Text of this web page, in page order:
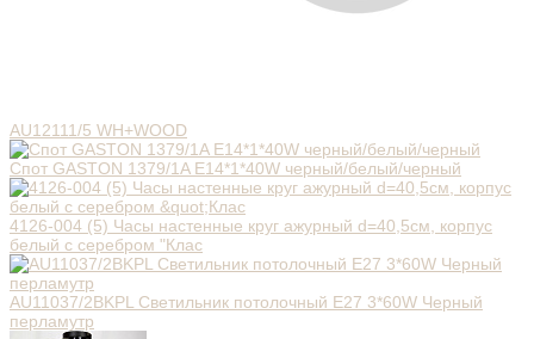
AU12111/5 WH+WOOD
Спот GASTON 1379/1A E14*1*40W черный/белый/черный
4126-004 (5) Часы настенные круг ажурный d=40,5см, корпус
белый с серебром "Клас
AU11037/2BKPL Светильник потолочный E27 3*60W Черный
перламутр